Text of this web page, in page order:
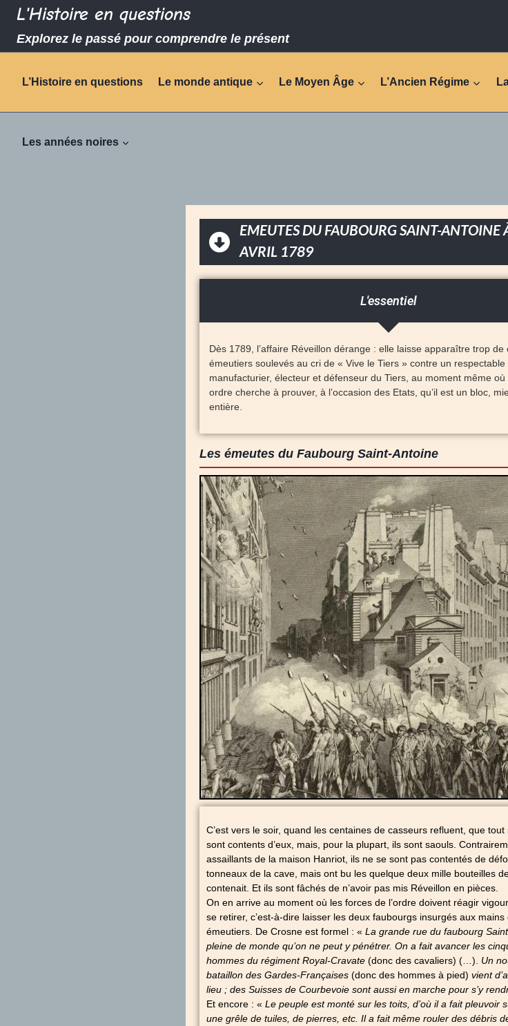
L'Histoire en questions
Explorez le passé pour comprendre le présent
L’Histoire en questions Le monde antique Le Moyen Âge L’Ancien Régime
Les années noires
EMEUTES DU FAUBOURG SAINT-ANTOINE
AVRIL 1789
L'essentiel
Dès 1789, l’affaire Réveillon dérange : elle laisse apparaître trop de
émeutiers soulevés au cri de « Vive le Tiers » contre un respectable
manufacturier, électeur et défenseur du Tiers, au moment même où
ordre cherche à prouver, à l’occasion des Etats, qu’il est un bloc,
entière.
Les émeutes du Faubourg Saint-Antoine
C’est vers le soir, quand les centaines de casseurs refluent, que tout
sont contents d’eux, mais, pour la plupart, ils sont saouls.
assaillants de la maison Hanriot, ils ne se sont pas contentés de
tonneaux de la cave, mais ont bu les quelque deux mille bouteilles
contenait. Et ils sont fâchés de n’avoir pas mis Réveillon en pièces.
On en arrive au moment où les forces de l’ordre doivent réagir
se retirer, c’est-à-dire laisser les deux faubourgs insurgés aux mains
émeutiers. De Crosne est formel : « La grande rue du faubourg
pleine de monde qu’on ne peut y pénétrer. On a fait avancer les
hommes du régiment Royal-Cravate (donc des cavaliers) (…).
Un
bataillon des Gardes-Françaises(donc des hommes à pied) vient
lieu ; des Suisses de Courbevoie sont aussi en marche pour s’y
Et encore : « Le peuple est monté sur les toits, d’où il a fait pleuvoir
une grêle de tuiles, de pierres, etc. Il a fait même rouler des débris